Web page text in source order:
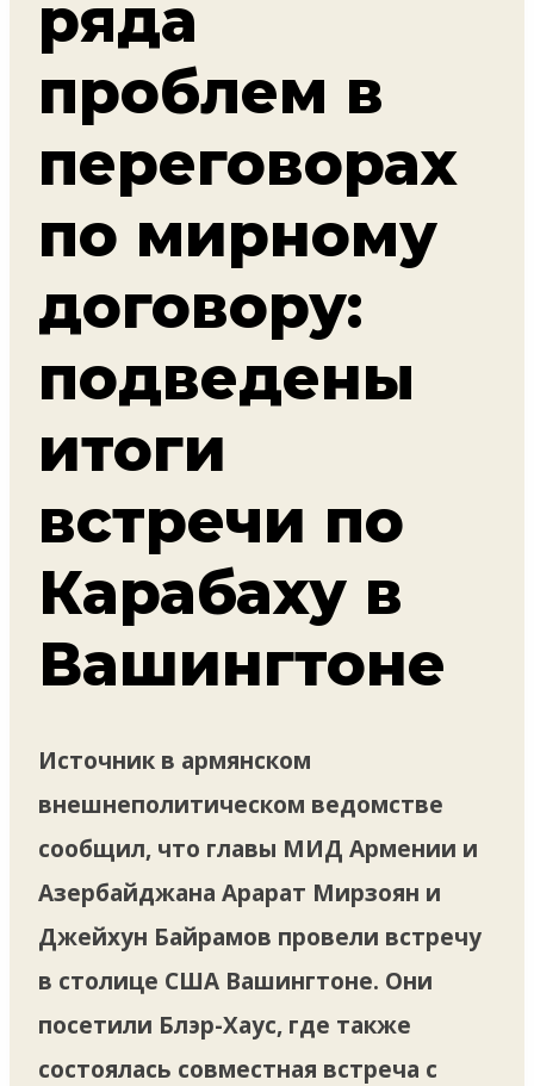
ряда
проблем в
переговорах
по мирному
договору:
подведены
итоги
встречи по
Карабаху в
Вашингтоне
Источник в армянском
внешнеполитическом ведомстве
сообщил, что главы МИД Армении и
Азербайджана Арарат Мирзоян и
Джейхун Байрамов провели встречу
в столице США Вашингтоне. Они
посетили Блэр-Хаус, где также
состоялась совместная встреча с